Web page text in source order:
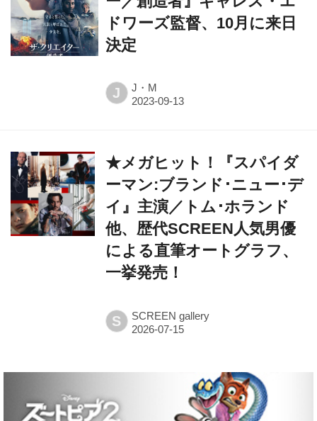
決定
J J・M
イ』主演／トム･ホランド
他、歴代SCREEN人気男優
による直筆オートグラフ、
一挙発売！
SCREEN gallery